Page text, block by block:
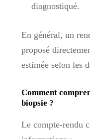
diagnostiqué.
En général, un
proposé
estimée selon les
Comment
biopsie ?
Le compte-rendu